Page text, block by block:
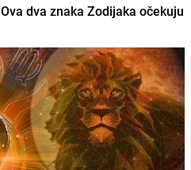
dva znaka Zodijaka očekuju